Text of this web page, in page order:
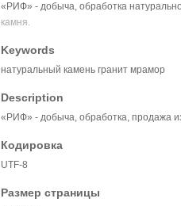
«РИФ» - добыча, обработка
камня.
Keywords
натуральный камень гранит мрамор
Description
«РИФ» - добыча, обработка, продажа
Кодировка
UTF-8
Размер страницы